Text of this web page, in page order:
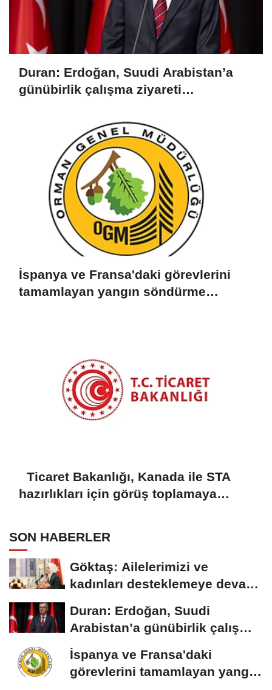
Duran: Erdoğan, Suudi Arabistan’a
günübirlik çalışma ziyareti
İspanya ve Fransa'daki görevlerini
tamamlayan yangın söndürme
Ticaret Bakanlığı, Kanada ile STA
hazırlıkları için görüş toplamaya
SON HABERLER
Göktaş: Ailelerimizi ve
kadınları desteklemeye devam
Duran: Erdoğan, Suudi
Arabistan’a günübirlik çalışma
ziyareti...
İspanya ve Fransa'daki
görevlerini tamamlayan yangın